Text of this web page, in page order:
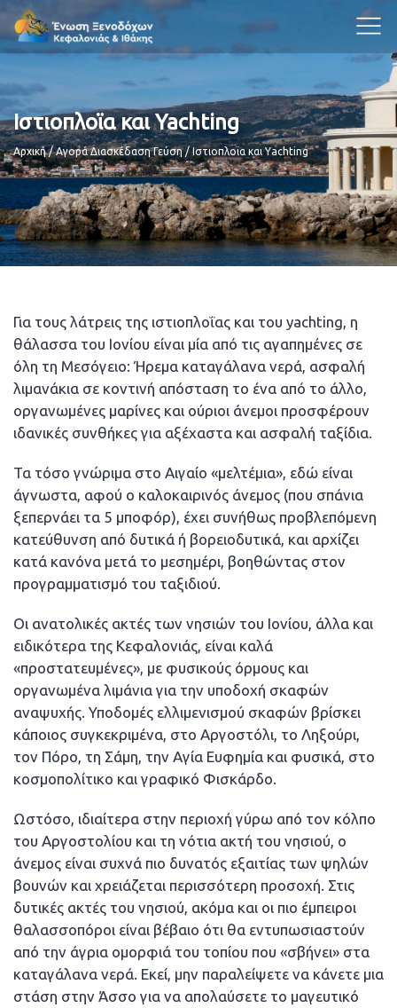
Ιστιοπλοϊα και Yachting
Breadcrumb
Αρχική Αγορά Διασκέδαση Γεύση Ιστιοπλοϊα και Yachting
Για τους λάτρεις της ιστιοπλοΐας και του yachting, η
θάλασσα του Ιονίου είναι μία από τις αγαπημένες σε
όλη τη Μεσόγειο: Ήρεμα καταγάλανα νερά, ασφαλή
λιμανάκια σε κοντινή απόσταση το ένα από το άλλο,
οργανωμένες μαρίνες και ούριοι άνεμοι προσφέρουν
ιδανικές συνθήκες για αξέχαστα και ασφαλή ταξίδια.
Τα τόσο γνώριμα στο Αιγαίο «μελτέμια», εδώ είναι
άγνωστα, αφού ο καλοκαιρινός άνεμος (που σπάνια
ξεπερνάει τα 5 μποφόρ), έχει συνήθως προβλεπόμενη
κατεύθυνση από δυτικά ή βορειοδυτικά, και αρχίζει
κατά κανόνα μετά το μεσημέρι, βοηθώντας στον
προγραμματισμό του ταξιδιού.
Οι ανατολικές ακτές των νησιών του Ιονίου, άλλα και
ειδικότερα της Κεφαλονιάς, είναι καλά
«προστατευμένες», με φυσικούς όρμους και
οργανωμένα λιμάνια για την υποδοχή σκαφών
αναψυχής. Υποδομές ελλιμενισμού σκαφών βρίσκει
κάποιος συγκεκριμένα, στο Αργοστόλι, το Ληξούρι,
τον Πόρο, τη Σάμη, την Αγία Ευφημία και φυσικά, στο
κοσμοπολίτικο και γραφικό Φισκάρδο.
Ωστόσο, ιδιαίτερα στην περιοχή γύρω από τον κόλπο
του Αργοστολίου και τη νότια ακτή του νησιού, ο
άνεμος είναι συχνά πιο δυνατός εξαιτίας των ψηλών
βουνών και χρειάζεται περισσότερη προσοχή. Στις
δυτικές ακτές του νησιού, ακόμα και οι πιο έμπειροι
θαλασσοπόροι είναι βέβαιο ότι θα εντυπωσιαστούν
από την άγρια ομορφιά του τοπίου που «σβήνει» στα
καταγάλανα νερά. Εκεί, μην παραλείψετε να κάνετε μια
στάση στην Άσσο για να απολαύσετε το μαγευτικό